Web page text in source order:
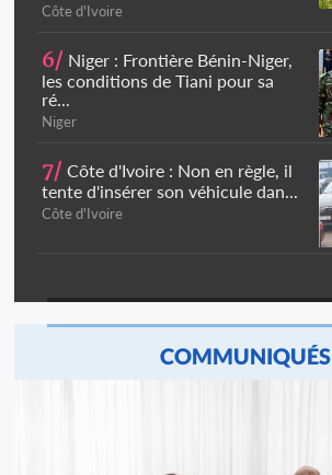
Côte d'Ivoire
6/ Niger : Frontière Bénin-Niger,
les conditions de Tiani pour sa
ré...
Niger
7/ Côte d'Ivoire : Non en règle, il
tente d'insérer son véhicule dan...
Côte d'Ivoire
COMMUNIQUÉS